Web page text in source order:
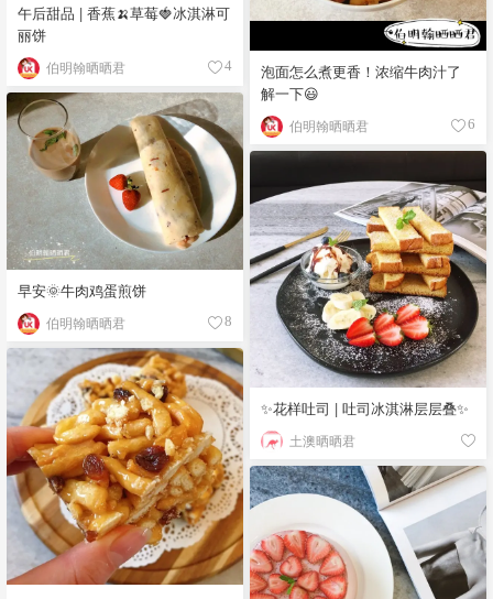
泡面怎么煮更香！浓缩牛肉汁了
解一下😃
伯明翰晒晒君 6
午后甜品 | 香蕉🍌草莓🍓冰淇淋可
丽饼
伯明翰晒晒君 4
早安🌞牛肉鸡蛋煎饼
伯明翰晒晒君 8
✨花样吐司 | 吐司冰淇淋层层叠✨
土澳晒晒君